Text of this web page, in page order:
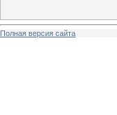
Полная версия сайта